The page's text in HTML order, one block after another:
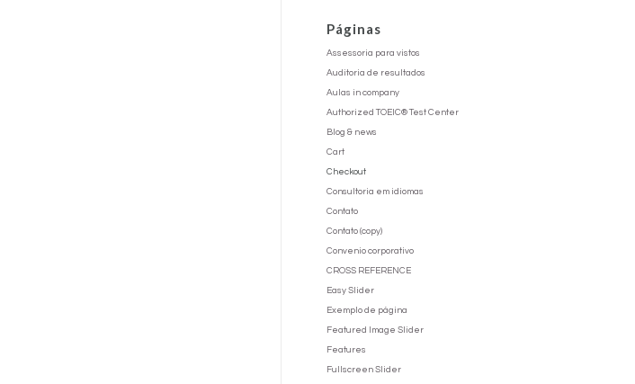
Páginas
Assessoria para vistos
Auditoria de resultados
Aulas in company
Authorized TOEIC® Test Center
Blog & news
Cart
Checkout
Consultoria em idiomas
Contato
Contato (copy)
Convenio corporativo
CROSS REFERENCE
Easy Slider
Exemplo de página
Featured Image Slider
Features
Fullscreen Slider